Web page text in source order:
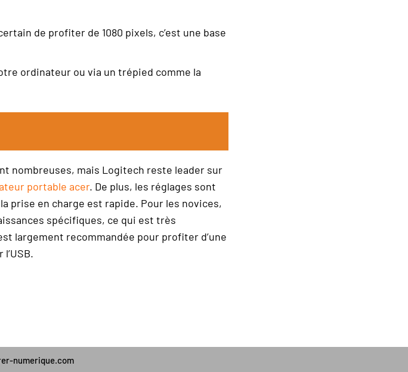
de profiter de 1080 pixels, c’est une base
ordinateur ou via un trépied comme la
nombreuses, mais Logitech reste leader sur
portable acer. De plus, les réglages sont
prise en charge est rapide. Pour les novices,
spécifiques, ce qui est très
largement recommandée pour profiter d’une
numerique.com